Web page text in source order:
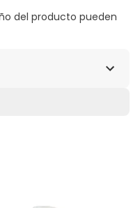
del producto pueden